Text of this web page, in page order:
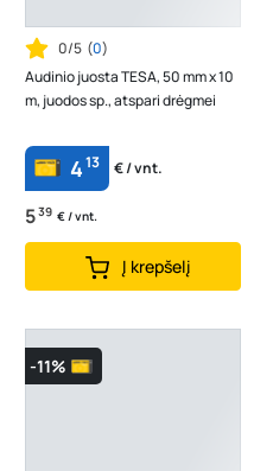
0/5 (0)
Audinio juosta TESA, 50 mm x 10
m, juodos sp., atspari drėgmei
413 € / vnt.
539 € / vnt.
Į krepšelį
-11%